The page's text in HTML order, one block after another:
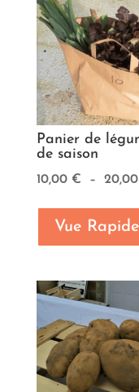
Panier de
de saison
10,00 € – 20,00
Vue Rapide